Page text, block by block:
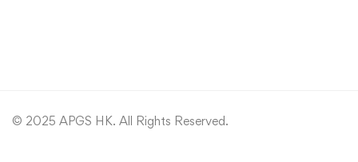
© 2025 APGS HK. All Rights Reserved.